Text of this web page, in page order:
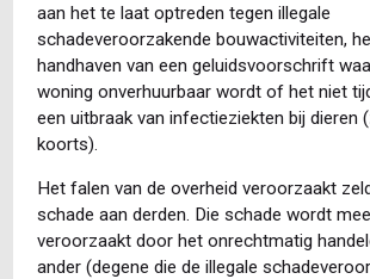
aan het te laat optreden tegen illegale
schadeveroorzakende bouwactiviteiten,
handhaven van een geluidsvoorschrift
woning onverhuurbaar wordt of het niet
een uitbraak van infectieziekten bij dieren
koorts).
Het falen van de overheid veroorzaakt
schade aan derden. Die schade wordt
veroorzaakt door het onrechtmatig
ander (degene die de illegale